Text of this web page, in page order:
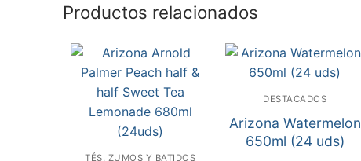
Productos relacionados
TÉS, ZUMOS Y BATIDOS
DESTACADOS
Arizona Watermelon
650ml (24 uds)